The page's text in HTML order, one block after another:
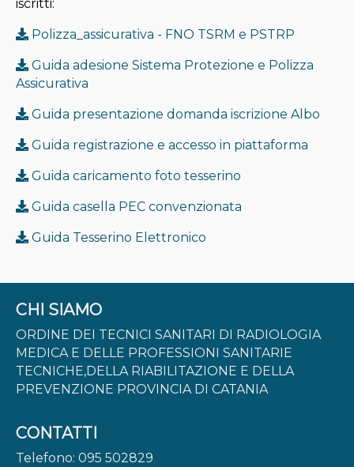
Consulenze
Bandi
Modulistica
Consiglio Nazionale
Legislazione Utile
Costituzione Etica
ALBI / ESE
FORMAZIONE ECM
NEWS
TIA 2026
CONTATTI
iscritti:
Polizza_assicurativa - FNO TSRM e PSTRP
Guida adesione Sistema Protezione e Polizza
Assicurativa
Guida presentazione domanda iscrizione Albo
Guida registrazione e accesso in piattaforma
Guida caricamento foto tesserino
Guida casella PEC convenzionata
Guida Tesserino Elettronico
CHI SIAMO
ORDINE DEI TECNICI SANITARI DI RADIOLOGIA
MEDICA E DELLE PROFESSIONI SANITARIE
TECNICHE,DELLA RIABILITAZIONE E DELLA
PREVENZIONE PROVINCIA DI CATANIA
CONTATTI
Telefono: 095 502829